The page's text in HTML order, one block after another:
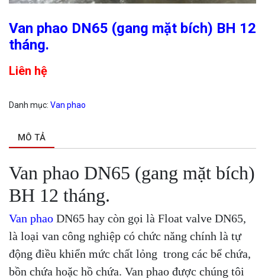
Van phao DN65 (gang mặt bích) BH 12
tháng.
Liên hệ
Danh mục: Van phao
MÔ TẢ
Van phao DN65 (gang mặt bích)
BH 12 tháng.
Van phao DN65 hay còn gọi là Float valve DN65,
là loại van công nghiệp có chức năng chính là tự
động điều khiển mức chất lỏng trong các bể chứa,
bồn chứa hoặc hồ chứa. Van phao được chúng tôi